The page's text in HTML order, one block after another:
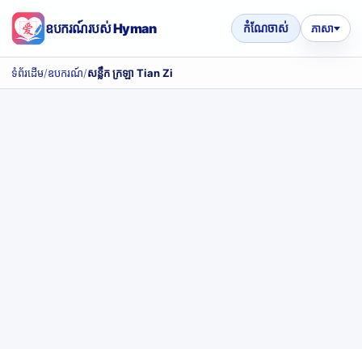
ឧបករណ៍របស់ Hyman កំណែចាស់ ភាសា
ទំព័រដើម/ឧបករណ៍/សន្លឹក ក្រឡា Tian Zi